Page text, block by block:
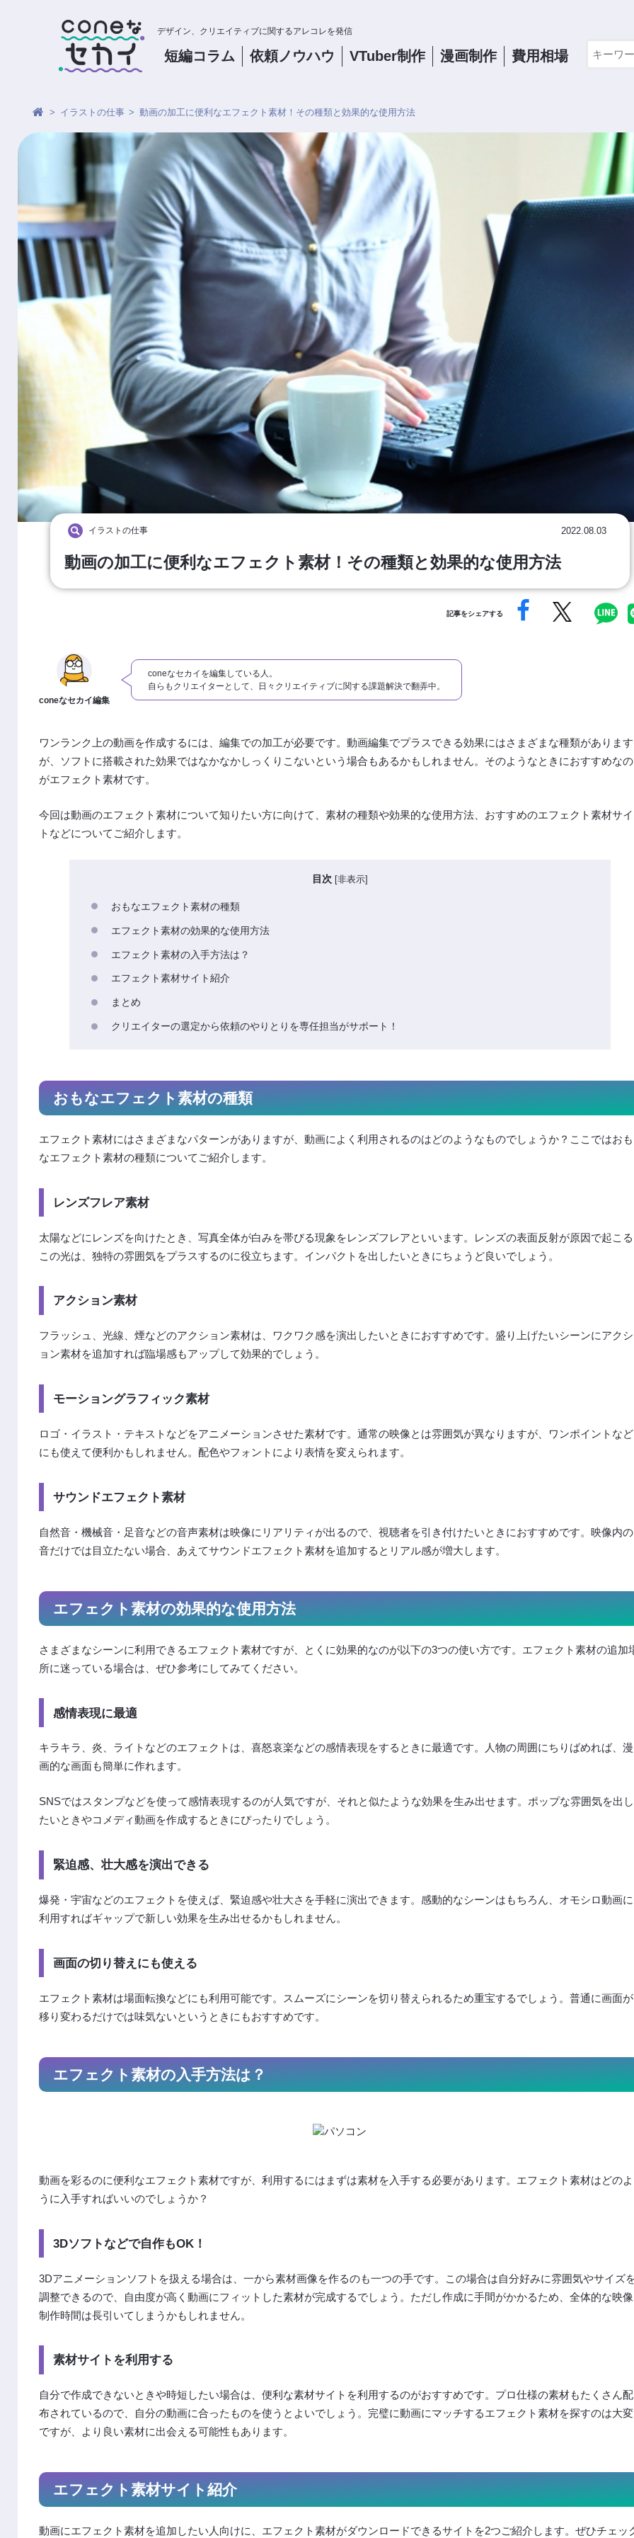
デザイン、クリエイティブに関するアレコレを発信
短編コラム 依頼ノウハウ VTuber制作 漫画制作 費用相場
イラストの仕事 動画の加工に便利なエフェクト素材！その種類と効果的な使用方法
イラストの仕事 2022.08.03
動画の加工に便利なエフェクト素材！その種類と効果的な使用方法
記事をシェアする
coneなセカイ編集
coneなセカイを編集している人。
自らもクリエイターとして、日々クリエイティブに関する課題解決で翻弄中。
ワンランク上の動画を作成するには、編集での加工が必要です。動画編集でプラスできる効果にはさまざまな種類があります
が、ソフトに搭載された効果ではなかなかしっくりこないという場合もあるかもしれません。そのようなときにおすすめなの
がエフェクト素材です。
今回は動画のエフェクト素材について知りたい方に向けて、素材の種類や効果的な使用方法、おすすめのエフェクト素材サイ
トなどについてご紹介します。
目次 [非表示]
おもなエフェクト素材の種類
エフェクト素材の効果的な使用方法
エフェクト素材の入手方法は？
エフェクト素材サイト紹介
まとめ
クリエイターの選定から依頼のやりとりを専任担当がサポート！
おもなエフェクト素材の種類
エフェクト素材にはさまざまなパターンがありますが、動画によく利用されるのはどのようなものでしょうか？ここではおも
なエフェクト素材の種類についてご紹介します。
レンズフレア素材
太陽などにレンズを向けたとき、写真全体が白みを帯びる現象をレンズフレアといいます。レンズの表面反射が原因で起こる
この光は、独特の雰囲気をプラスするのに役立ちます。インパクトを出したいときにちょうど良いでしょう。
アクション素材
フラッシュ、光線、煙などのアクション素材は、ワクワク感を演出したいときにおすすめです。盛り上げたいシーンにアクシ
ョン素材を追加すれば臨場感もアップして効果的でしょう。
モーショングラフィック素材
ロゴ・イラスト・テキストなどをアニメーションさせた素材です。通常の映像とは雰囲気が異なりますが、ワンポイントなど
にも使えて便利かもしれません。配色やフォントにより表情を変えられます。
サウンドエフェクト素材
自然音・機械音・足音などの音声素材は映像にリアリティが出るので、視聴者を引き付けたいときにおすすめです。映像内の
音だけでは目立たない場合、あえてサウンドエフェクト素材を追加するとリアル感が増大します。
エフェクト素材の効果的な使用方法
さまざまなシーンに利用できるエフェクト素材ですが、とくに効果的なのが以下の3つの使い方です。エフェクト素材の追加
所に迷っている場合は、ぜひ参考にしてみてください。
感情表現に最適
キラキラ、炎、ライトなどのエフェクトは、喜怒哀楽などの感情表現をするときに最適です。人物の周囲にちりばめれば、漫
画的な画面も簡単に作れます。
SNSではスタンプなどを使って感情表現するのが人気ですが、それと似たような効果を生み出せます。ポップな雰囲気を出し
たいときやコメディ動画を作成するときにぴったりでしょう。
緊迫感、壮大感を演出できる
爆発・宇宙などのエフェクトを使えば、緊迫感や壮大さを手軽に演出できます。感動的なシーンはもちろん、オモシロ動画に
利用すればギャップで新しい効果を生み出せるかもしれません。
画面の切り替えにも使える
エフェクト素材は場面転換などにも利用可能です。スムーズにシーンを切り替えられるため重宝するでしょう。普通に画面が
移り変わるだけでは味気ないというときにもおすすめです。
エフェクト素材の入手方法は？
動画を彩るのに便利なエフェクト素材ですが、利用するにはまずは素材を入手する必要があります。エフェクト素材はどのよ
うに入手すればいいのでしょうか？
3Dソフトなどで自作もOK！
3Dアニメーションソフトを扱える場合は、一から素材画像を作るのも一つの手です。この場合は自分好みに雰囲気やサイズ
調整できるので、自由度が高く動画にフィットした素材が完成するでしょう。ただし作成に手間がかかるため、全体的な映像
制作時間は長引いてしまうかもしれません。
素材サイトを利用する
自分で作成できないときや時短したい場合は、便利な素材サイトを利用するのがおすすめです。プロ仕様の素材もたくさん配
布されているので、自分の動画に合ったものを使うとよいでしょう。完璧に動画にマッチするエフェクト素材を探すのは大変
ですが、より良い素材に出会える可能性もあります。
エフェクト素材サイト紹介
動画にエフェクト素材を追加したい人向けに、エフェクト素材がダウンロードできるサイトを2つご紹介します。ぜひチェッ